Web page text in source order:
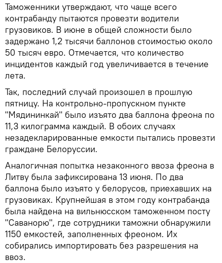
Таможенники утверждают, что чаще всего
контрабанду пытаются провезти водители
грузовиков. В июне в общей сложности было
задержано 1,2 тысячи баллонов стоимостью около
50 тысяч евро. Отмечается, что количество
инцидентов каждый год увеличивается в течение
лета.
Так, последний случай произошел в прошлую
пятницу. На контрольно-пропускном пункте
"Мядининкай" было изъято два баллона фреона по
11,3 килограмма каждый. В обоих случаях
незадекларированные емкости пытались провезти
граждане Белоруссии.
Аналогичная попытка незаконного ввоза фреона в
Литву была зафиксирована 13 июня. По два
баллона было изъято у белорусов, приехавших на
грузовиках. Крупнейшая в этом году контрабанда
была найдена на вильнюсском таможенном посту
"Саванорю", где сотрудники таможни обнаружили
1150 емкостей, заполненных фреоном. Их
собирались импортировать без разрешения на
ввоз.